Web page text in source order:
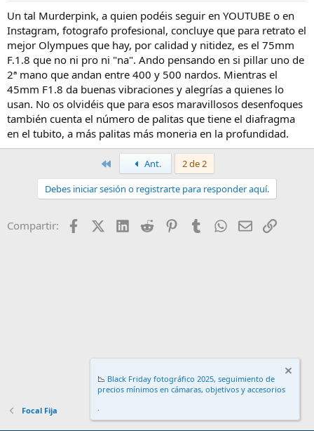
Un tal Murderpink, a quien podéis seguir en YOUTUBE o en
Instagram, fotografo profesional, concluye que para retrato el
mejor Olympues que hay, por calidad y nitidez, es el 75mm
F.1.8 que no ni pro ni "na". Ando pensando en si pillar uno de
2ª mano que andan entre 400 y 500 nardos. Mientras el
45mm F1.8 da buenas vibraciones y alegrías a quienes lo
usan. No os olvidéis que para esos maravillosos desenfoques
también cuenta el número de palitas que tiene el diafragma
en el tubito, a más palitas más moneria en la profundidad.
PrimeroAnt.
2 de 2
Debes iniciar sesión o registrarte para responder aquí.
Compartir: FacebookX (Twitter)
LinkedIn
Reddit PinterestTumblr WhatsApp
EmailEnlace
Focal Fija
📉 Black Friday fotográfico 2025, seguimiento de
precios mínimos en cámaras, objetivos y accesorios
.